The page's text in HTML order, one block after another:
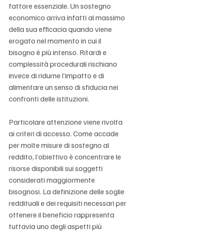
fattore essenziale. Un sostegno
economico arriva infatti al massimo
della sua efficacia quando viene
erogato nel momento in cui il
bisogno è più intenso. Ritardi e
complessità procedurali rischiano
invece di ridurne l’impatto e di
alimentare un senso di sfiducia nei
confronti delle istituzioni.
Particolare attenzione viene rivolta
ai criteri di accesso. Come accade
per molte misure di sostegno al
reddito, l’obiettivo è concentrare le
risorse disponibili sui soggetti
considerati maggiormente
bisognosi. La definizione delle soglie
reddituali e dei requisiti necessari per
ottenere il beneficio rappresenta
tuttavia uno degli aspetti più